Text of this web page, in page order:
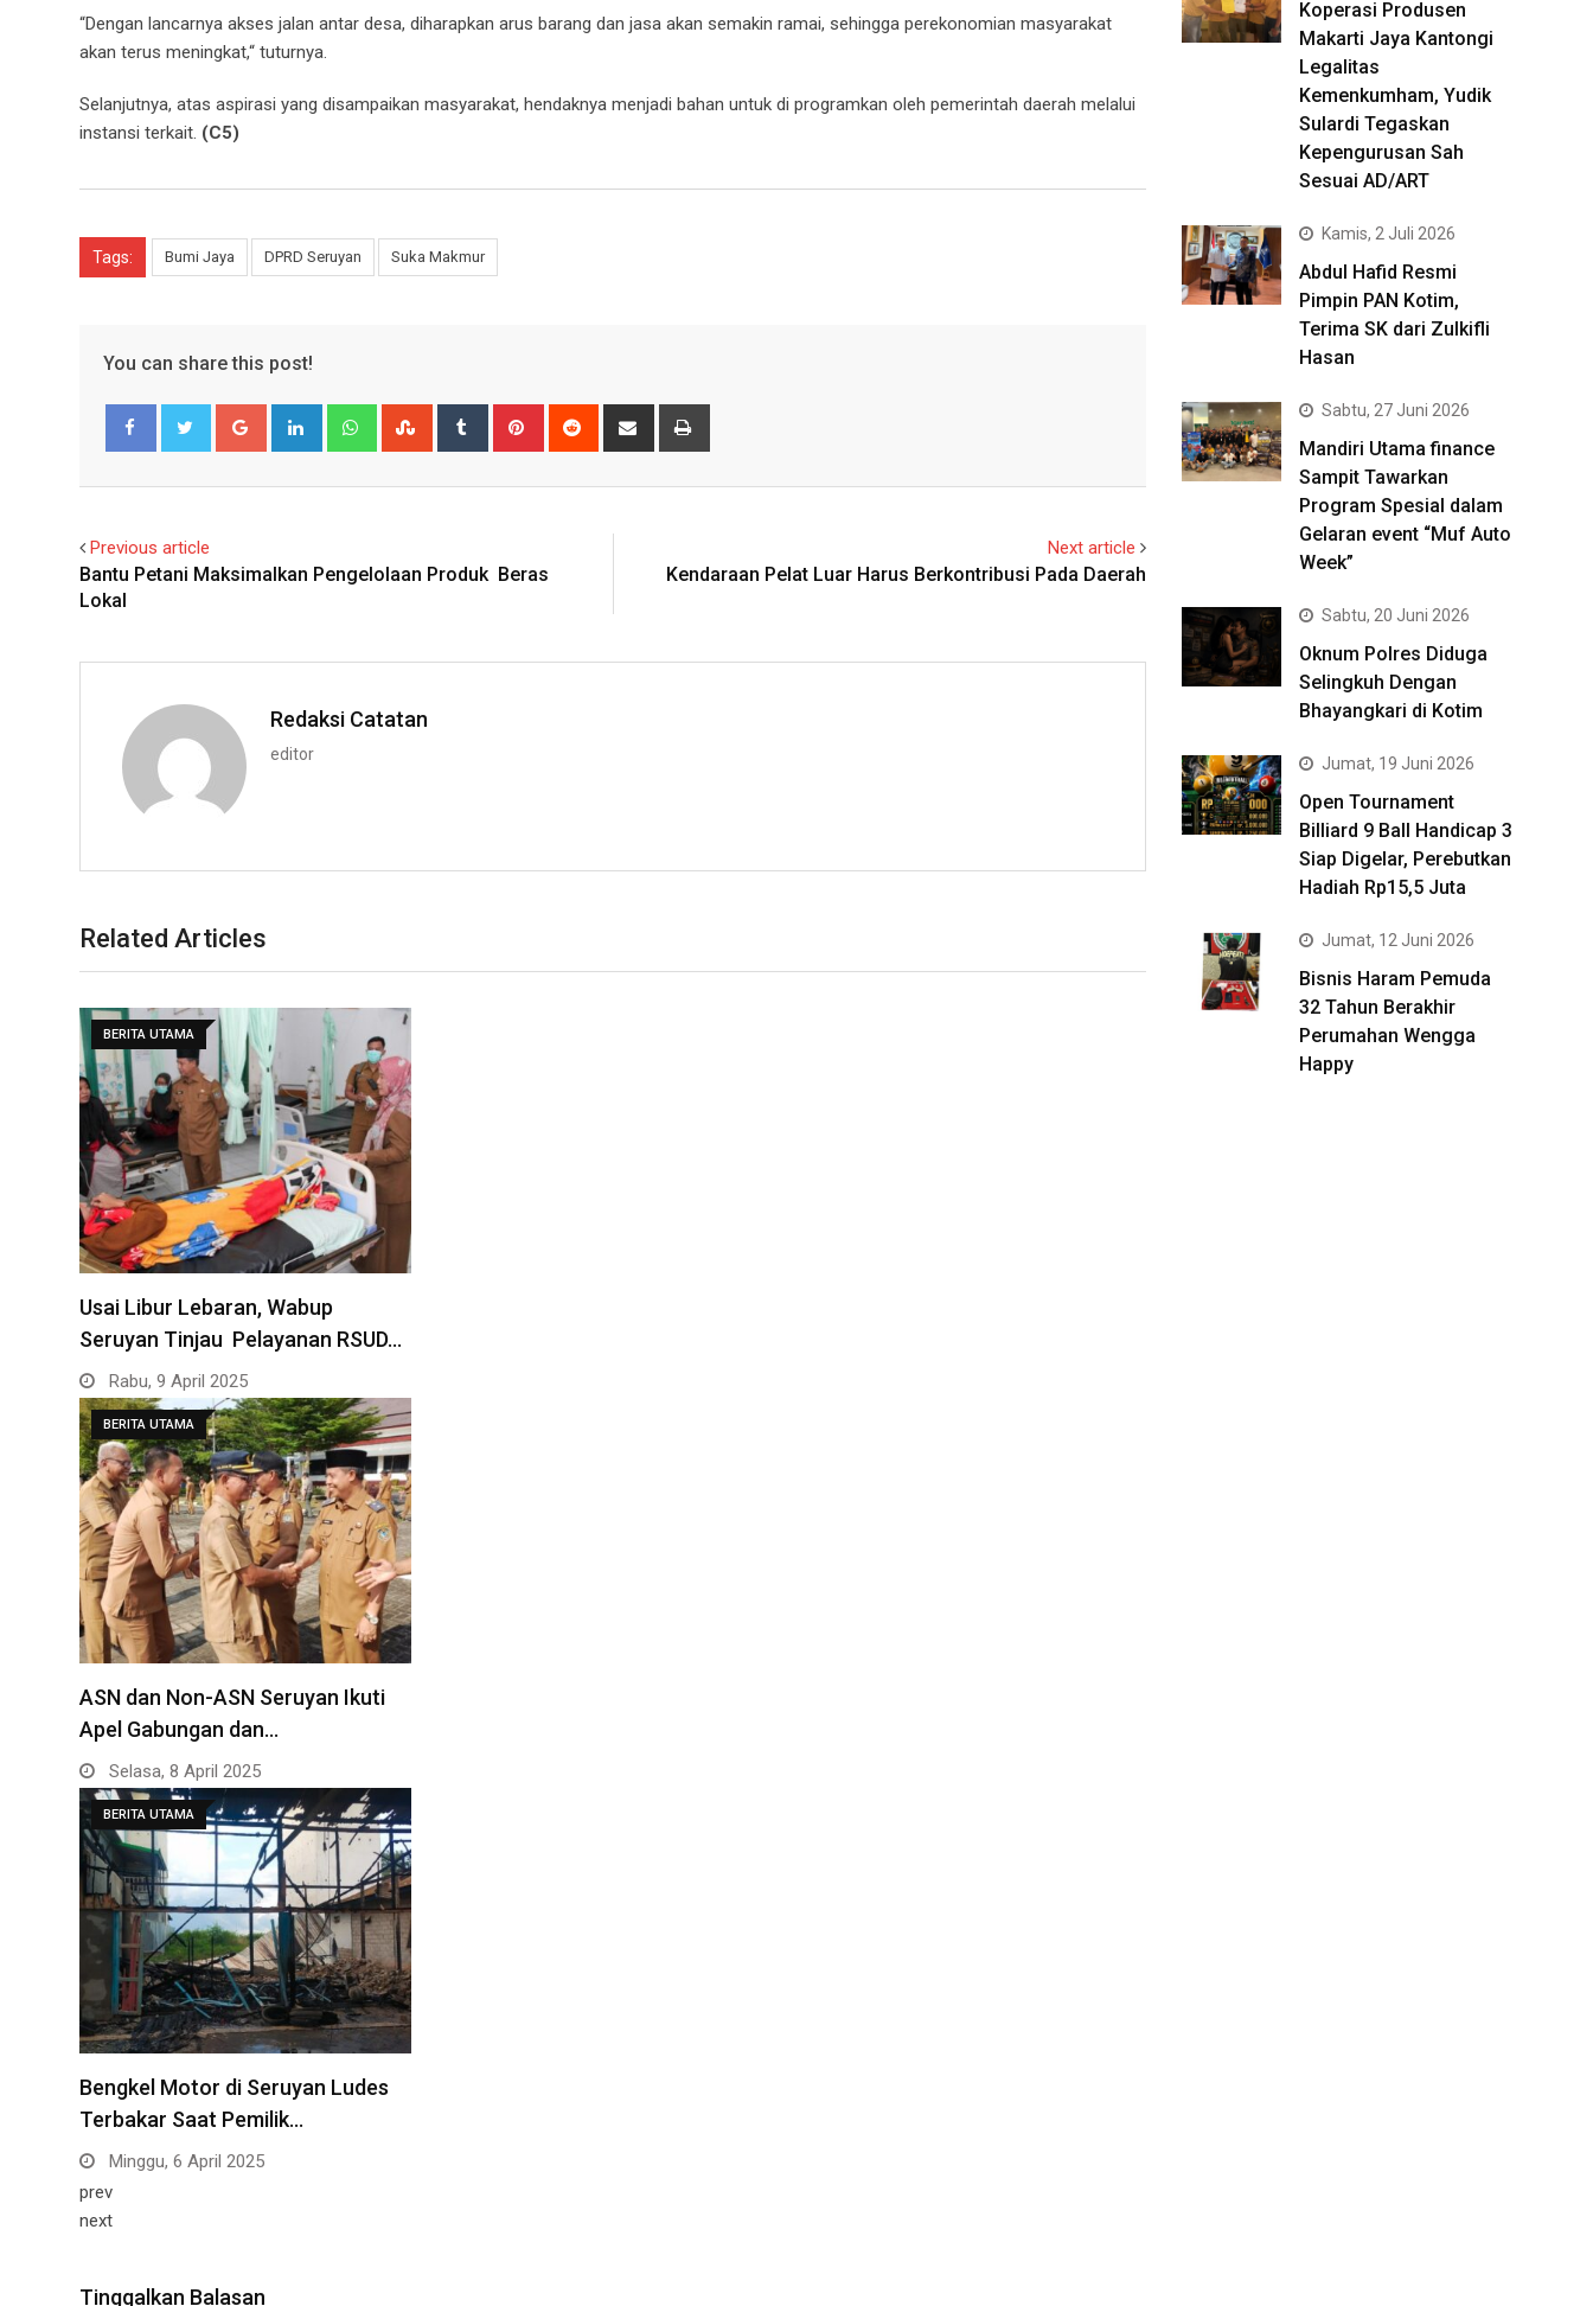
“Dengan lancarnya akses jalan antar desa, diharapkan arus barang dan jasa akan semakin ramai, sehingga perekonomian masyarakat
akan terus meningkat,“ tuturnya.
Selanjutnya, atas aspirasi yang disampaikan masyarakat, hendaknya menjadi bahan untuk di programkan oleh pemerintah daerah melalui
instansi terkait. (C5)
Tags: Bumi Jaya DPRD Seruyan Suka Makmur
You can share this post!
Google+ LinkedIn WhatsappStumbleUpon
Tumblr Pinterest Reddit
Share
Previous article
Bantu Petani Maksimalkan Pengelolaan Produk Beras
Lokal
Next article
Kendaraan Pelat Luar Harus Berkontribusi Pada Daerah
Redaksi Catatan
editor
Related Articles
BERITA UTAMA
Usai Libur Lebaran, Wabup
Seruyan Tinjau Pelayanan RSUD…
Rabu, 9 April 2025
BERITA UTAMA
ASN dan Non-ASN Seruyan Ikuti
Apel Gabungan dan…
Selasa, 8 April 2025
BERITA UTAMA
Bengkel Motor di Seruyan Ludes
Terbakar Saat Pemilik…
Minggu, 6 April 2025
prev
next
Tinggalkan Balasan
Koperasi Produsen
Makarti Jaya Kantongi
Legalitas
Kemenkumham, Yudik
Sulardi Tegaskan
Kepengurusan Sah
Sesuai AD/ART
Kamis, 2 Juli 2026
Abdul Hafid Resmi
Pimpin PAN Kotim,
Terima SK dari Zulkifli
Hasan
Sabtu, 27 Juni 2026
Mandiri Utama finance
Sampit Tawarkan
Program Spesial dalam
Gelaran event “Muf Auto
Week”
Sabtu, 20 Juni 2026
Oknum Polres Diduga
Selingkuh Dengan
Bhayangkari di Kotim
Jumat, 19 Juni 2026
Open Tournament
Billiard 9 Ball Handicap 3
Siap Digelar, Perebutkan
Hadiah Rp15,5 Juta
Jumat, 12 Juni 2026
Bisnis Haram Pemuda
32 Tahun Berakhir
Perumahan Wengga
Happy